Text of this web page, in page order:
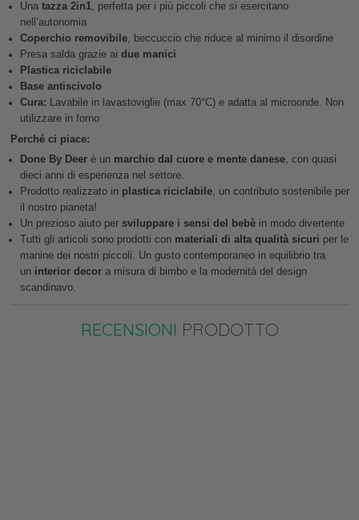
Unatazza 2in1, perfetta per i più piccoli che si esercitano
nell’autonomia
Coperchio removibile, beccuccio che riduce al minimo il disordine
Presa salda grazie ai due manici
Plastica riciclabile
Base antiscivolo
Cura: Lavabile in lavastoviglie (max 70°C) e adatta al microonde. Non
utilizzare in forno
Perché ci piace:
Done By Deer è un marchio dal cuore e mente danese, con quasi
dieci anni di esperienza nel settore.
Prodotto realizzato in plastica riciclabile, un contributo sostenibile per
il nostro pianeta!
Un prezioso aiuto per sviluppare i sensi del bebè in modo divertente
Tutti gli articoli sono prodotti conmateriali di alta qualità sicuri per le
manine dei nostri piccoli. Un gusto contemporaneo in equilibrio tra
uninterior decora misura di bimbo e la modernità del design
scandinavo.
RECENSIONI PRODOTTO